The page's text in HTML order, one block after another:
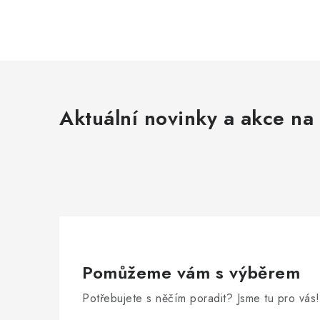
Aktuální novinky a akce na
Pomůžeme vám s výběrem
Potřebujete s něčím poradit? Jsme tu pro vás!